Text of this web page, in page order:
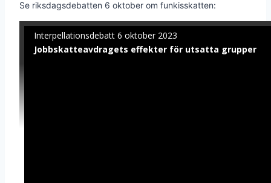
Se riksdagsdebatten 6 oktober om funkisskatten: